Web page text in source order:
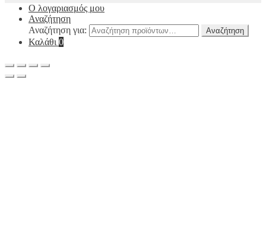
Ο λογαριασμός μου
Αναζήτηση
Αναζήτηση για:
Αναζήτηση
Καλάθι 0